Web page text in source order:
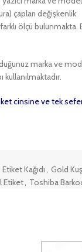
çapları değişkenlik
ölçü bulunmakta.
marka ve
cinsine ve tek
Etiket Kağıdı, Gold
Etiket, Toshiba